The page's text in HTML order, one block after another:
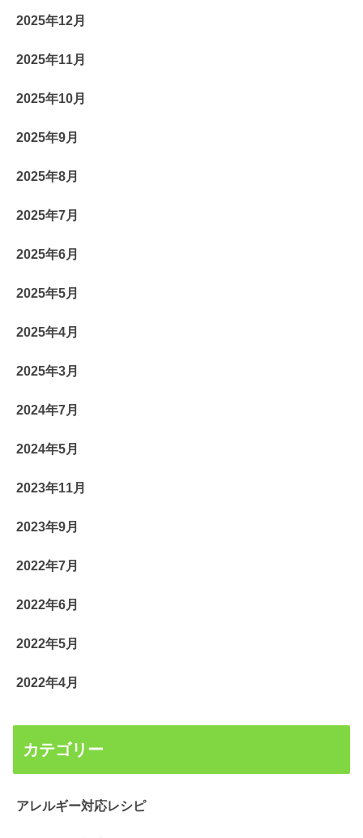
2025年12月
2025年11月
2025年10月
2025年9月
2025年8月
2025年7月
2025年6月
2025年5月
2025年4月
2025年3月
2024年7月
2024年5月
2023年11月
2023年9月
2022年7月
2022年6月
2022年5月
2022年4月
カテゴリー
アレルギー対応レシピ